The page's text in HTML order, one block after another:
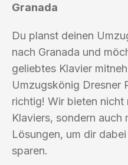
Granada
Du planst deinen
nach Granada und
geliebtes Klavier
Umzugskönig Dresner
richtig! Wir bieten nicht
Klaviers, sondern auch
Lösungen, um dir
sparen.